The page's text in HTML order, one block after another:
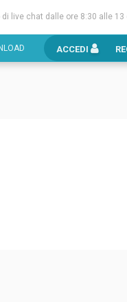
live chat dalle ore 8:30 alle 13
ACCEDI